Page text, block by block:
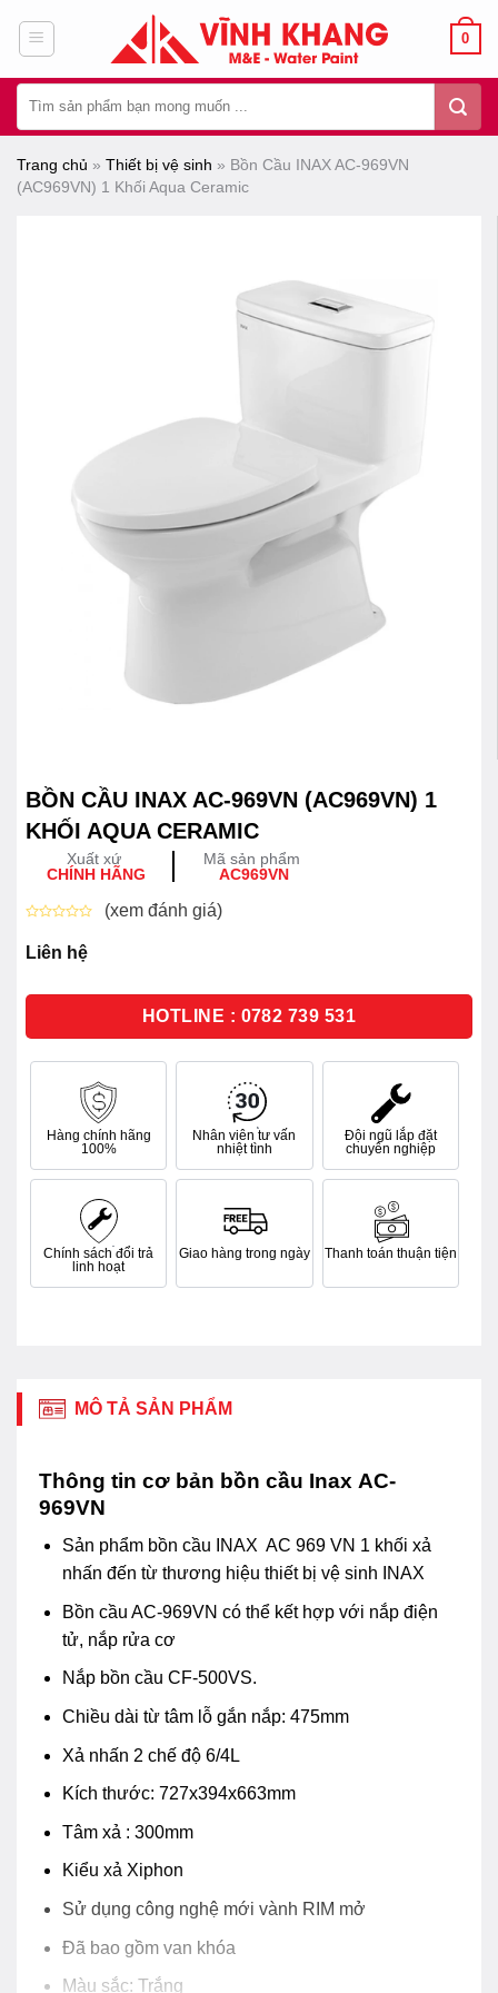
dung
0
kiếm:
Trang chủ » Thiết bị vệ sinh » Bồn Cầu INAX AC-969VN
(AC969VN) 1 Khối Aqua Ceramic
BỒN CẦU INAX AC-969VN (AC969VN) 1
KHỐI AQUA CERAMIC
Xuất xứ
CHÍNH HÃNG
Mã sản phẩm
AC969VN
xếp
hạng
sao
(xem đánh giá)
Liên hệ
HOTLINE : 0782 739 531
Hàng chính hãng
100%
Nhân viên tư vấn
nhiệt tình
Đội ngũ lắp đặt
chuyên nghiệp
Chính sách đổi trả
linh hoạt
Giao hàng trong ngày Thanh toán thuận tiện
MÔ TẢ SẢN PHẨM
Thông tin cơ bản bồn cầu Inax AC-
969VN
Sản phẩm bồn cầu INAX AC 969 VN 1 khối xả
nhấn đến từ thương hiệu thiết bị vệ sinh INAX
Bồn cầu AC-969VN có thể kết hợp với nắp điện
tử, nắp rửa cơ
Nắp bồn cầu CF-500VS.
Chiều dài từ tâm lỗ gắn nắp: 475mm
Xả nhấn 2 chế độ 6/4L
Kích thước: 727x394x663mm
Tâm xả : 300mm
Kiểu xả Xiphon
Sử dụng công nghệ mới vành RIM mở
Đã bao gồm van khóa
Màu sắc: Trắng